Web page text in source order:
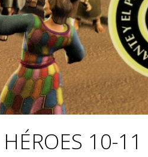
10-11